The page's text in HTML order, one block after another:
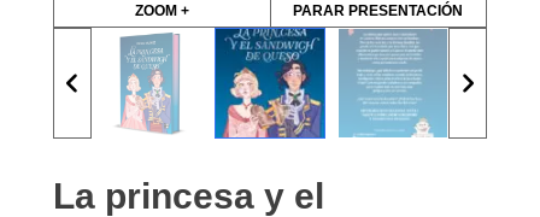
ZOOM + PARAR PRESENTACIÓN
La princesa y el